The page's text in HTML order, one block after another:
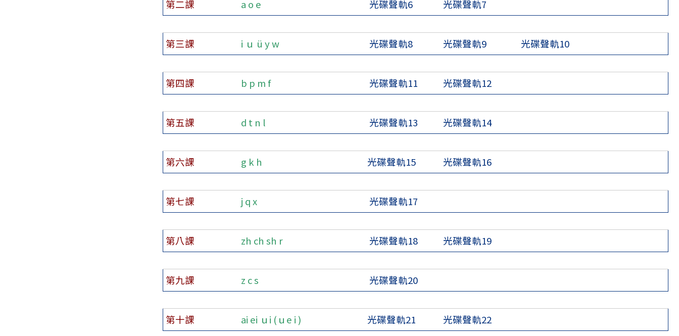
第二課 a o e 光碟聲軌6 光碟聲軌7
第三課 i ｕ ü y w 光碟聲軌8 光碟聲軌9 光碟聲軌10
第四課 b p m f 光碟聲軌11 光碟聲軌12
第五課 d t n l 光碟聲軌13 光碟聲軌14
第六課 g k h 光碟聲軌15 光碟聲軌16
第七課 j q x 光碟聲軌17
第八課 zh ch sh r 光碟聲軌18 光碟聲軌19
第九課 z c s 光碟聲軌20
第十課 ai ei ｕi (ｕe i ) 光碟聲軌21 光碟聲軌22